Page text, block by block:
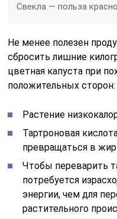
Свекла — польза
Не менее полезен
сбросить лишние
цветная капуста при
положительных сторон:
Растение
Тартроновая
превращаться в
Чтобы переварить
потребуется
энергии, чем для
растительного